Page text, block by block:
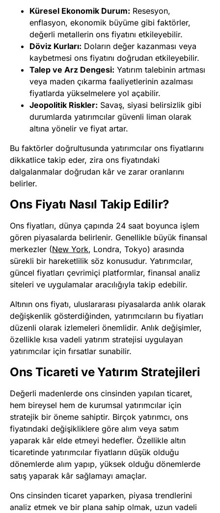
Küresel Ekonomik Durum: Resesyon,
enflasyon, ekonomik büyüme gibi faktörler,
değerli metallerin ons fiyatını etkileyebilir.
Döviz Kurları: Doların değer kazanması veya
kaybetmesi ons fiyatını doğrudan etkileyebilir.
Talep ve Arz Dengesi: Yatırım talebinin artması
veya maden çıkarma faaliyetlerinin azalması
fiyatlarda yükselmelere yol açabilir.
Jeopolitik Riskler: Savaş, siyasi belirsizlik gibi
durumlarda yatırımcılar güvenli liman olarak
altına yönelir ve fiyat artar.
Bu faktörler doğrultusunda yatırımcılar ons fiyatlarını
dikkatlice takip eder, zira ons fiyatındaki
dalgalanmalar doğrudan kâr ve zarar oranlarını
belirler.
Ons Fiyatı Nasıl Takip Edilir?
Ons fiyatları, dünya çapında 24 saat boyunca işlem
gören piyasalarda belirlenir. Genellikle büyük finansal
merkezler (New York, Londra, Tokyo) arasında
sürekli bir hareketlilik söz konusudur. Yatırımcılar,
güncel fiyatları çevrimiçi platformlar, finansal analiz
siteleri ve uygulamalar aracılığıyla takip edebilir.
Altının ons fiyatı, uluslararası piyasalarda anlık olarak
değişkenlik gösterdiğinden, yatırımcıların bu fiyatları
düzenli olarak izlemeleri önemlidir. Anlık değişimler,
özellikle kısa vadeli yatırım stratejisi uygulayan
yatırımcılar için fırsatlar sunabilir.
Ons Ticareti ve Yatırım Stratejileri
Değerli madenlerde ons cinsinden yapılan ticaret,
hem bireysel hem de kurumsal yatırımcılar için
stratejik bir öneme sahiptir. Birçok yatırımcı, ons
fiyatındaki değişikliklere göre alım veya satım
yaparak kâr elde etmeyi hedefler. Özellikle altın
ticaretinde yatırımcılar fiyatların düşük olduğu
dönemlerde alım yapıp, yüksek olduğu dönemlerde
satış yaparak kâr sağlamayı amaçlar.
Ons cinsinden ticaret yaparken, piyasa trendlerini
analiz etmek ve bir plana sahip olmak, uzun vadeli